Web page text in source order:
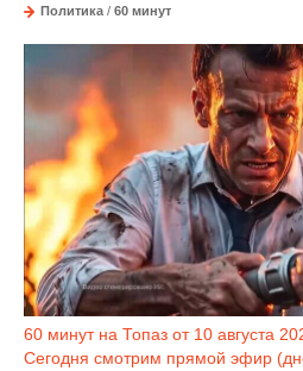
Политика / 60 минут
60 минут на Топаз от 10 августа
Сегодня смотрим прямой эфир